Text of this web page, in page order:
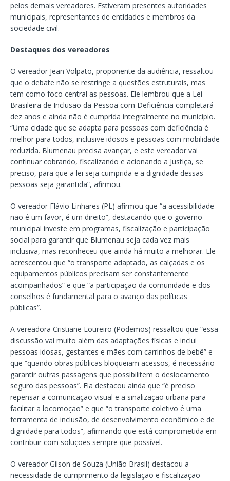
pelos demais vereadores. Estiveram presentes autoridades
municipais, representantes de entidades e membros da
sociedade civil.
Destaques dos vereadores
O vereador Jean Volpato, proponente da audiência, ressaltou
que o debate não se restringe a questões estruturais, mas
tem como foco central as pessoas. Ele lembrou que a Lei
Brasileira de Inclusão da Pessoa com Deficiência completará
dez anos e ainda não é cumprida integralmente no município.
“Uma cidade que se adapta para pessoas com deficiência é
melhor para todos, inclusive idosos e pessoas com mobilidade
reduzida. Blumenau precisa avançar, e este vereador vai
continuar cobrando, fiscalizando e acionando a Justiça, se
preciso, para que a lei seja cumprida e a dignidade dessas
pessoas seja garantida”, afirmou.
O vereador Flávio Linhares (PL) afirmou que “a acessibilidade
não é um favor, é um direito”, destacando que o governo
municipal investe em programas, fiscalização e participação
social para garantir que Blumenau seja cada vez mais
inclusiva, mas reconheceu que ainda há muito a melhorar. Ele
acrescentou que “o transporte adaptado, as calçadas e os
equipamentos públicos precisam ser constantemente
acompanhados” e que “a participação da comunidade e dos
conselhos é fundamental para o avanço das políticas
públicas”.
A vereadora Cristiane Loureiro (Podemos) ressaltou que “essa
discussão vai muito além das adaptações físicas e inclui
pessoas idosas, gestantes e mães com carrinhos de bebê” e
que “quando obras públicas bloqueiam acessos, é necessário
garantir outras passagens que possibilitem o deslocamento
seguro das pessoas”. Ela destacou ainda que “é preciso
repensar a comunicação visual e a sinalização urbana para
facilitar a locomoção” e que “o transporte coletivo é uma
ferramenta de inclusão, de desenvolvimento econômico e de
dignidade para todos”, afirmando que está comprometida em
contribuir com soluções sempre que possível.
O vereador Gilson de Souza (União Brasil) destacou a
necessidade de cumprimento da legislação e fiscalização